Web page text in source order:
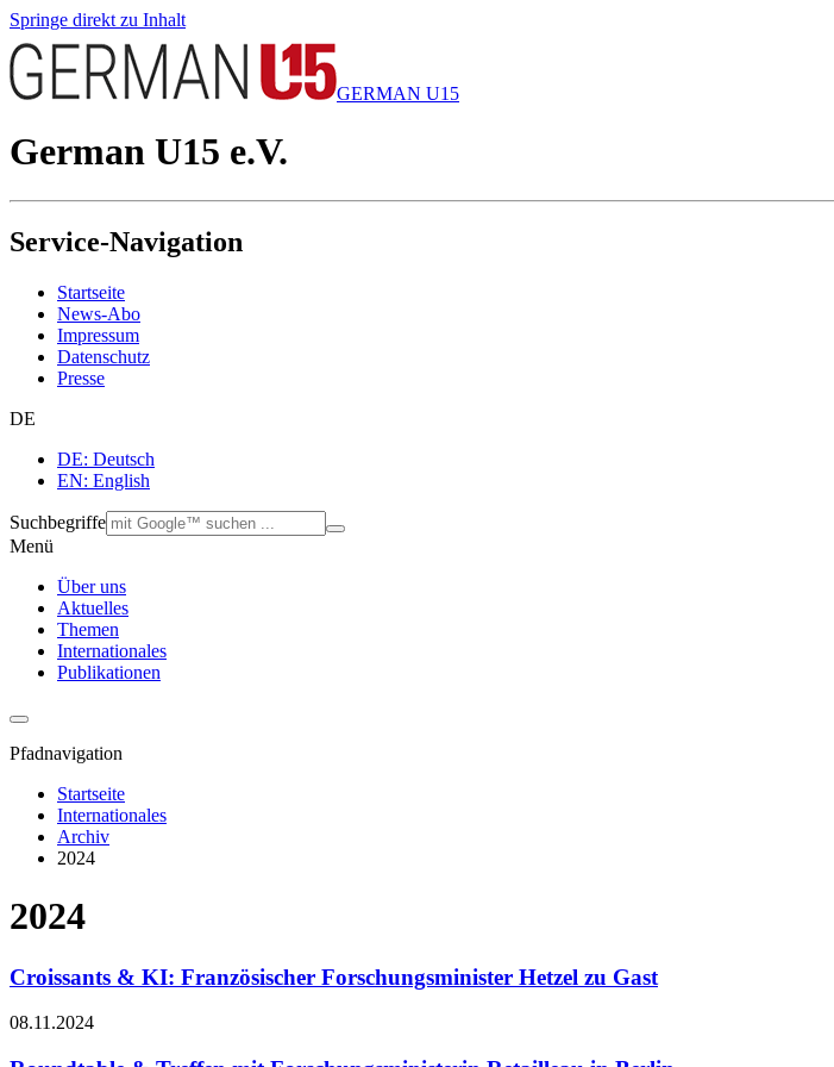
Springe direkt zu Inhalt
GERMAN U15
German U15 e.V.
Service-Navigation
Startseite
News-Abo
Impressum
Datenschutz
Presse
DE
DE: Deutsch
EN: English
Suchbegriffe
Menü
Über uns
Aktuelles
Themen
Internationales
Publikationen
Pfadnavigation
Startseite
Internationales
Archiv
2024
2024
Croissants & KI: Französischer Forschungsminister Hetzel zu Gast
08.11.2024